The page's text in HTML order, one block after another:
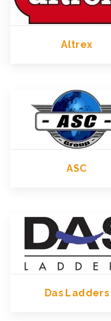
Altrex
ASC
Das Ladders